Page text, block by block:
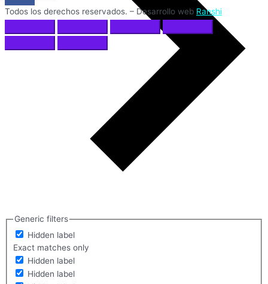
Generic filters
Hidden label
Exact matches only
Hidden label
Hidden label
Todos los derechos reservados. – Desarrollo web Ranshi